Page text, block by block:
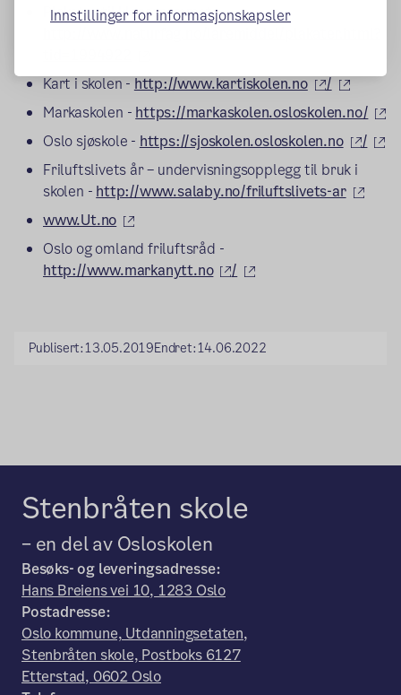
Innstillinger for informasjonskapsler
Plakater til klasserommet -
Kart i skolen - http://www.kartiskolen.no (ekstern
/
Markaskolen - https://markaskolen.osloskolen.no/
Oslo sjøskole - https://sjoskolen.osloskolen.no /
Friluftslivets år – undervisningsopplegg til bruk i
skolen - http://www.salaby.no/friluftslivets-ar
www.Ut.no
(ekstern lenke)
Oslo og omland friluftsråd -
http://www.markanytt.no
(ekstern lenke)
/ (ekstern lenke)
Publisert:13.05.2019Endret:14.06.2022
Stenbråten skole
– en del av Osloskolen
Besøks- og leveringsadresse:
Hans Breiens vei 10, 1283 Oslo
Postadresse:
Oslo kommune, Utdanningsetaten,
Stenbråten skole, Postboks 6127
Etterstad, 0602 Oslo